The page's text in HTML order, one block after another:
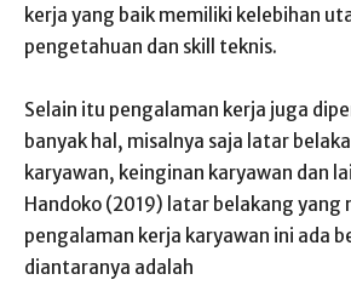
kerja yang baik memiliki kelebihan
pengetahuan dan skill teknis.
Selain itu pengalaman kerja juga
banyak hal, misalnya saja latar
karyawan, keinginan karyawan dan
Handoko (2019) latar belakang yang
pengalaman kerja karyawan ini ada
diantaranya adalah